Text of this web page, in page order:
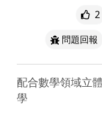
2
問題回報
配合數學領域立
學